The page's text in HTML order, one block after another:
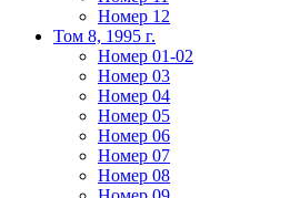
Номер 12
Том 8, 1995 г.
Номер 01-02
Номер 03
Номер 04
Номер 05
Номер 06
Номер 07
Номер 08